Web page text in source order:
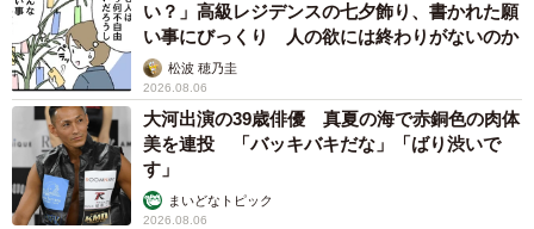
い？」高級レジデンスの七夕飾り、書かれた願
い事にびっくり 人の欲には終わりがないのか
松波 穂乃圭
2026.08.06
大河出演の39歳俳優 真夏の海で赤銅色の肉体
美を連投 「バッキバキだな」「ばり渋いで
す」
まいどなトピック
2026.08.06